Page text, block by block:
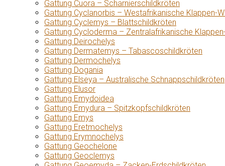
Gattung Cuora – Scharnierschildkröten
Gattung Cyclanorbis – Westafrikanische Klappen-
Gattung Cyclemys – Blattschildkröten
Gattung Cycloderma – Zentralafrikanische
Gattung Deirochelys
Gattung Dermatemys – Tabascoschildkröten
Gattung Dermochelys
Gattung Dogania
Gattung Elseya – Australische Schnappschildkröten
Gattung Elusor
Gattung Emydoidea
Gattung Emydura – Spitzkopfschildkröten
Gattung Emys
Gattung Eretmochelys
Gattung Erymnochelys
Gattung Geochelone
Gattung Geoclemys